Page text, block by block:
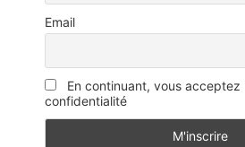
Email
En continuant, vous
confidentialité